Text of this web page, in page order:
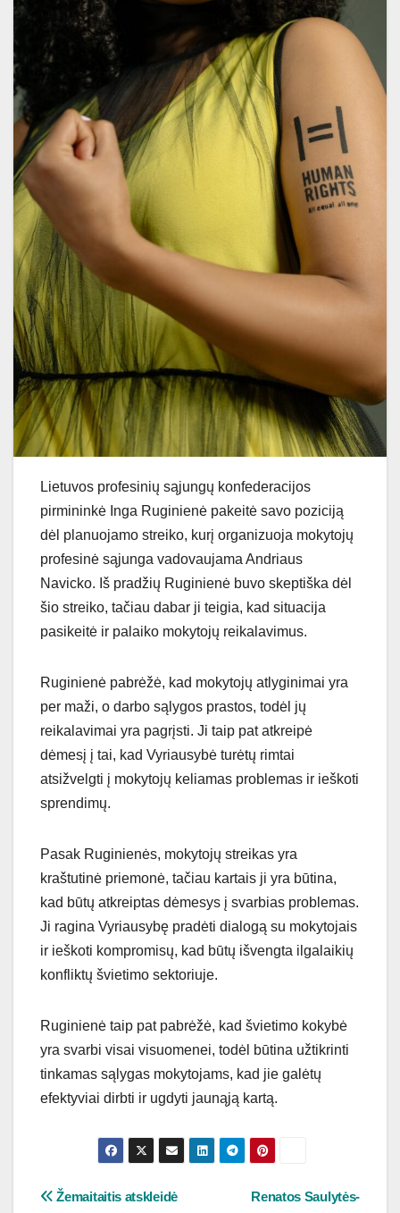
Lietuvos profesinių sąjungų konfederacijos
pirmininkė Inga Ruginienė pakeitė savo poziciją
dėl planuojamo streiko, kurį organizuoja mokytojų
profesinė sąjunga vadovaujama Andriaus
Navicko. Iš pradžių Ruginienė buvo skeptiška dėl
šio streiko, tačiau dabar ji teigia, kad situacija
pasikeitė ir palaiko mokytojų reikalavimus.
Ruginienė pabrėžė, kad mokytojų atlyginimai yra
per maži, o darbo sąlygos prastos, todėl jų
reikalavimai yra pagrįsti. Ji taip pat atkreipė
dėmesį į tai, kad Vyriausybė turėtų rimtai
atsižvelgti į mokytojų keliamas problemas ir ieškoti
sprendimų.
Pasak Ruginienės, mokytojų streikas yra
kraštutinė priemonė, tačiau kartais ji yra būtina,
kad būtų atkreiptas dėmesys į svarbias problemas.
Ji ragina Vyriausybę pradėti dialogą su mokytojais
ir ieškoti kompromisų, kad būtų išvengta ilgalaikių
konfliktų švietimo sektoriuje.
Ruginienė taip pat pabrėžė, kad švietimo kokybė
yra svarbi visai visuomenei, todėl būtina užtikrinti
tinkamas sąlygas mokytojams, kad jie galėtų
efektyviai dirbti ir ugdyti jaunąją kartą.
Navigacija
Renatos Saulytės-
Žemaitaitis atskleidė